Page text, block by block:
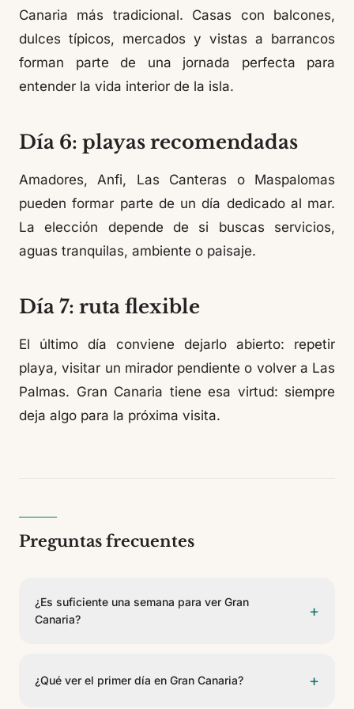
Canaria más tradicional. Casas con balcones,
dulces típicos, mercados y vistas a barrancos
forman parte de una jornada perfecta para
entender la vida interior de la isla.
Día 6: playas recomendadas
Amadores, Anfi, Las Canteras o Maspalomas
pueden formar parte de un día dedicado al mar.
La elección depende de si buscas servicios,
aguas tranquilas, ambiente o paisaje.
Día 7: ruta flexible
El último día conviene dejarlo abierto: repetir
playa, visitar un mirador pendiente o volver a Las
Palmas. Gran Canaria tiene esa virtud: siempre
deja algo para la próxima visita.
Preguntas frecuentes
¿Es suficiente una semana para ver Gran
Canaria?
+
kilómetros pasa de dunas a pinares, de playas
¿Qué ver el primer día en Gran Canaria? +